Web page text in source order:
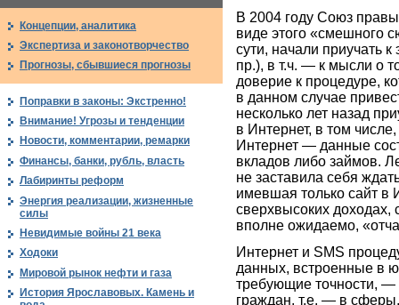
В 2004 году Союз
виде этого «смешного
сути, начали приучать
пр.), в т.ч. — к мысли о
доверие к процедуре,
в данном случае
несколько лет назад
в Интернет, в том
Интернет — данные
вкладов либо займов.
не заставила себя
имевшая только сайт
сверхвысоких доходах,
вполне ожидаемо,
Интернет и SMS
данных, встроенные в
требующие точности, —
граждан, т.е. — в
Концепции, аналитика
Экспертиза и законотворчество
Прогнозы, сбывшиеся прогнозы
Поправки в законы: Экстренно!
Внимание! Угрозы и тенденции
Новости, комментарии, ремарки
Финансы, банки, рубль, власть
Лабиринты реформ
Энергия реализации, жизненные
силы
Невидимые войны 21 века
Ходоки
Мировой рынок нефти и газа
История Ярославовых. Камень и